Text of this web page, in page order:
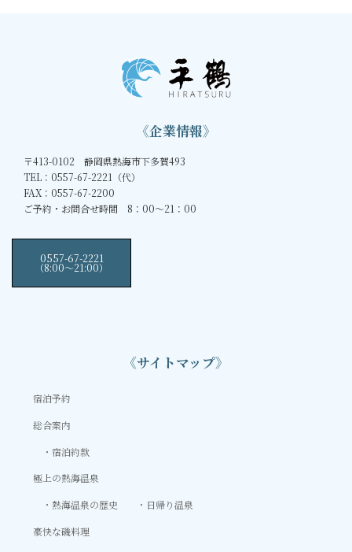
《企業情報》
〒413-0102 静岡県熱海市下多賀493
TEL：0557-67-2221（代）
FAX：0557-67-2200
ご予約・お問合せ時間 8：00～21：00
0557-67-2221
（8:00〜21:00）
《サイトマップ》
宿泊予約
総合案内
宿泊約款
極上の熱海温泉
熱海温泉の歴史
日帰り温泉
豪快な磯料理